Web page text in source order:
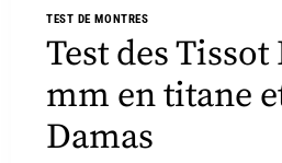
TEST DE MONTRES
Test des Tissot
mm en titane
Damas